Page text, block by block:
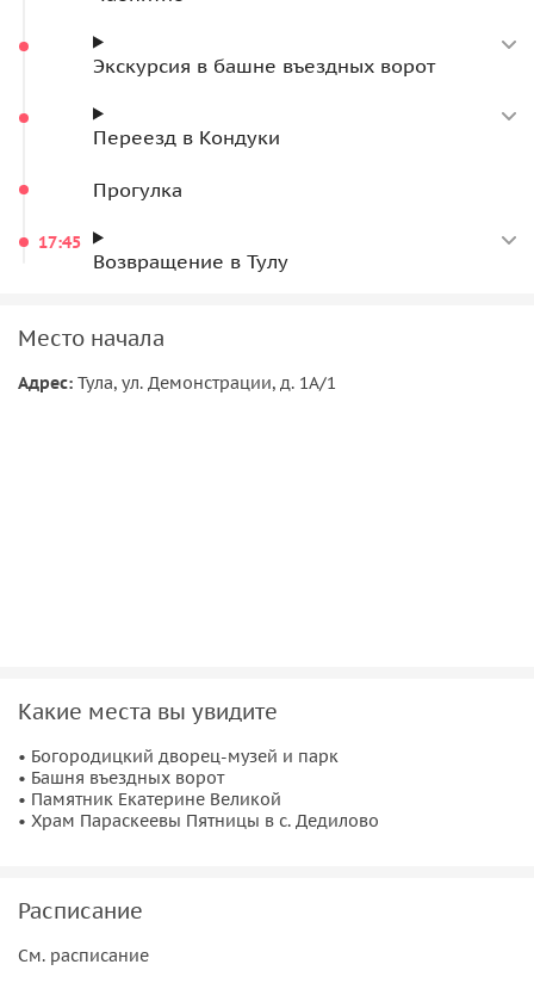
Экскурсия в башне въездных ворот
Переезд в Кондуки
Прогулка
17:45
Возвращение в Тулу
Место начала
Адрес: Тула, ул. Демонстрации, д. 1А/1
Какие места вы увидите
• Богородицкий дворец-музей и парк
• Башня въездных ворот
• Памятник Екатерине Великой
• Храм Параскеевы Пятницы в с. Дедилово
Расписание
См. расписание